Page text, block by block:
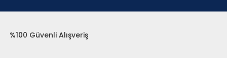
%100 Güvenli Alışveriş